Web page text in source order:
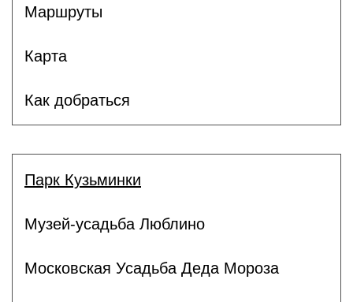
Маршруты
Карта
Как добраться
Парк Кузьминки
Музей-усадьба Люблино
Московская Усадьба Деда Мороза